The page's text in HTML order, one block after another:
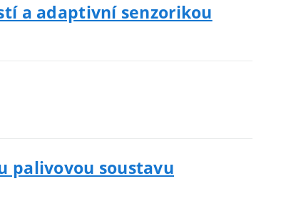
a adaptivní senzorikou
palivovou soustavu